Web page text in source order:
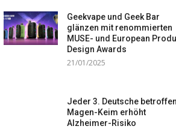
Geekvape und Geek Bar
glänzen mit renommierten
MUSE- und European
Design Awards
21/01/2025
Jeder 3. Deutsche
Magen-Keim erhöht
Alzheimer-Risiko